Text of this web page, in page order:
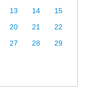
13 14
15
20 21
22
27 28
29